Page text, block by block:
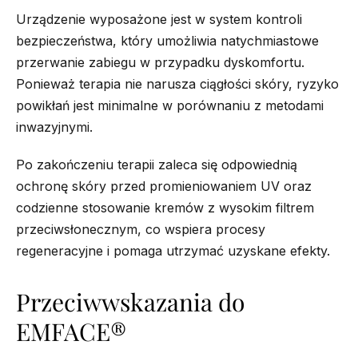
Urządzenie wyposażone jest w system kontroli
bezpieczeństwa, który umożliwia natychmiastowe
przerwanie zabiegu w przypadku dyskomfortu.
Ponieważ terapia nie narusza ciągłości skóry, ryzyko
powikłań jest minimalne w porównaniu z metodami
inwazyjnymi.
Po zakończeniu terapii zaleca się odpowiednią
ochronę skóry przed promieniowaniem UV oraz
codzienne stosowanie kremów z wysokim filtrem
przeciwsłonecznym, co wspiera procesy
regeneracyjne i pomaga utrzymać uzyskane efekty.
Przeciwwskazania do
EMFACE®